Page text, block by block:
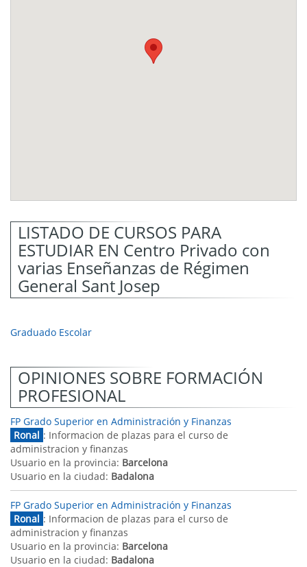
LISTADO DE CURSOS PARA
ESTUDIAR EN Centro Privado con
varias Enseñanzas de Régimen
General Sant Josep
Graduado Escolar
OPINIONES SOBRE FORMACIÓN
PROFESIONAL
FP Grado Superior en Administración y Finanzas
Ronal : Informacion de plazas para el curso de
administracion y finanzas
Usuario en la provincia: Barcelona
Usuario en la ciudad: Badalona
FP Grado Superior en Administración y Finanzas
Ronal : Informacion de plazas para el curso de
administracion y finanzas
Usuario en la provincia: Barcelona
Usuario en la ciudad: Badalona